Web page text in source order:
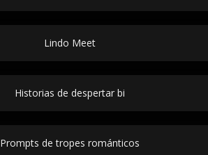
Lindo Meet
Historias de despertar bi
Prompts de tropes románticos